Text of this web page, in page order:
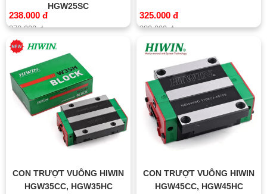
HGW25SC
238.000 đ
270.000 đ
325.000 đ
380.000 đ
CON TRƯỢT VUÔNG HIWIN
HGW35CC, HGW35HC
CON TRƯỢT VUÔNG HIWIN
HGW45CC, HGW45HC